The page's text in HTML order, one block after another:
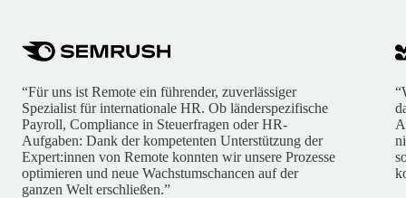
“Für uns ist Remote ein führender, zuverlässiger
Spezialist für internationale HR. Ob länderspezifische
Payroll, Compliance in Steuerfragen oder HR-
Aufgaben: Dank der kompetenten Unterstützung der
Expert:innen von Remote konnten wir unsere Prozesse
optimieren und neue Wachstumschancen auf der
ganzen Welt erschließen.”